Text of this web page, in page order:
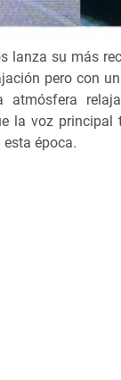
lanza su más
pero con
atmósfera
la voz principal
época.